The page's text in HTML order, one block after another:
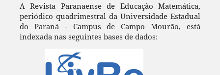
A Revista Paranaense de Educação Matemática,
periódico quadrimestral da Universidade Estadual
do Paraná - Campus de Campo Mourão, está
indexada nas seguintes bases de dados: